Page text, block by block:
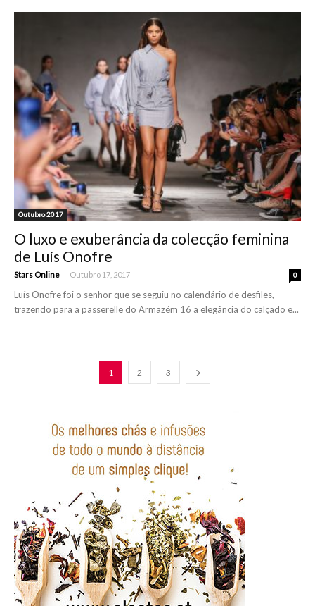
Outubro 2017
O luxo e exuberância da colecção feminina
de Luís Onofre
Stars Online - Outubro 17, 2017 0
Luís Onofre foi o senhor que se seguiu no calendário de desfiles,
trazendo para a passerelle do Armazém 16 a elegância do calçado e...
1 2 3